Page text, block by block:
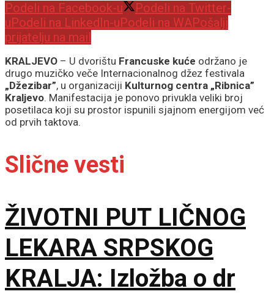
Podeli na Facebook-u
Podeli na Twitter-
u Podeli na LinkedIn-u Podeli na WAPošalji
prijatelju na mail
KRALJEVO – U dvorištu Francuske kuće održano je
drugo muzičko veče Internacionalnog džez festivala
„Džezibar”, u organizaciji Kulturnog centra „Ribnica”
Kraljevo. Manifestacija je ponovo privukla veliki broj
posetilaca koji su prostor ispunili sjajnom energijom već
od prvih taktova.
Slične vesti
ŽIVOTNI PUT LIČNOG
LEKARA SRPSKOG
KRALJA: Izložba o dr